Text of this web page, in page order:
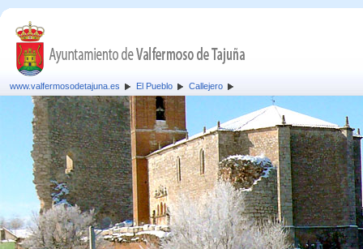
www.valfermosodetajuna.es El Pueblo Callejero